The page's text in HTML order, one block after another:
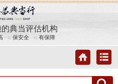
典当评估机构
保安全 有保障